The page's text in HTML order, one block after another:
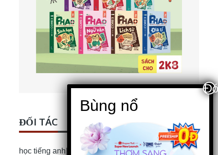
ĐỐI TÁC
học tiếng anh Bài luận Tiếng Anh